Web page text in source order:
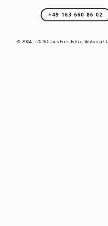
+49 163 660 86 02
© 2004 – 2026 Claus ErnstErklärfilmbüro